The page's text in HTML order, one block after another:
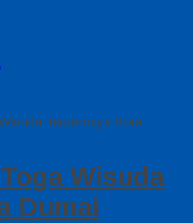
Terpercaya Kota
Wisuda
Dumai